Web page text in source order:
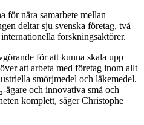
för nära samarbete mellan
deltar sju svenska företag, två
forskningsaktörer.
för att kunna skala upp
att arbeta med företag inom allt
smörjmedel och läkemedel.
ägare och innovativa små och
komplett, säger Christophe